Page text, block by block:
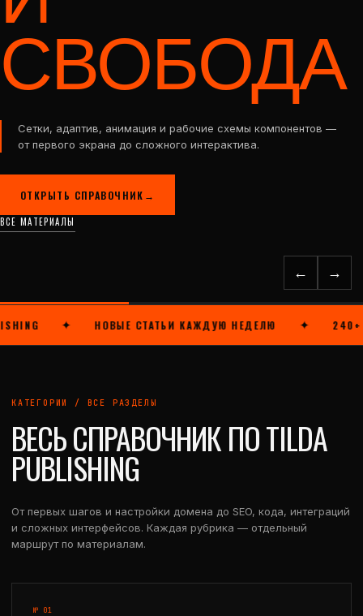
СВОБОДА
Сетки, адаптив, анимация и рабочие схемы компонентов —
от первого экрана до сложного интерактива.
ОТКРЫТЬ СПРАВОЧНИК →
ВСЕ МАТЕРИАЛЫ
← →
✦ НОВЫЕ СТАТЬИ КАЖДУЮ НЕДЕЛЮ 240+
КАТЕГОРИИ / ВСЕ РАЗДЕЛЫ
ВЕСЬ СПРАВОЧНИК ПО TILDA
PUBLISHING
От первых шагов и настройки домена до SEO, кода, интеграций
и сложных интерфейсов. Каждая рубрика — отдельный
маршрут по материалам.
№ 01